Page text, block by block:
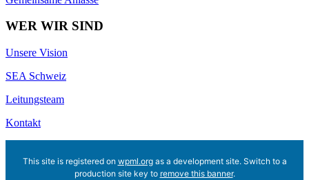
WER WIR SIND
Unsere Vision
SEA Schweiz
Leitungsteam
Kontakt
This site is registered on wpml.orgas a development site. Switch to a
production site key to remove this banner.